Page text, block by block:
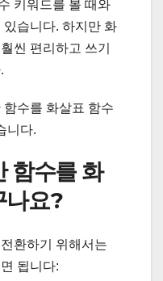
키워드를 볼 때와
습니다. 하지만 화
씬 편리하고 쓰기
수를 화살표 함수
니다.
함수를 화
나요?
환하기 위해서는
됩니다: